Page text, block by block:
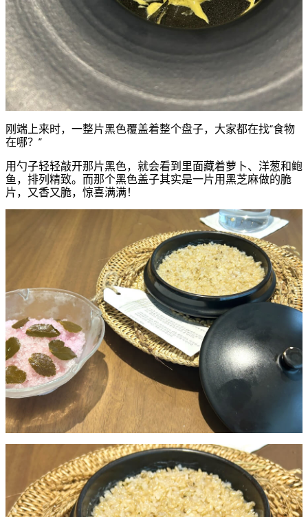
刚端上来时，一整片黑色覆盖着整个盘子，大家都在找“食物
在哪？”
用勺子轻轻敲开那片黑色，就会看到里面藏着萝卜、洋葱和鲍
鱼，排列精致。而那个黑色盖子其实是一片用黑芝麻做的脆
片，又香又脆，惊喜满满！